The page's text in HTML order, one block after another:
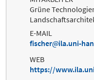
Grüne
E-MAIL
fischer
ila.uni-
WEB
https://